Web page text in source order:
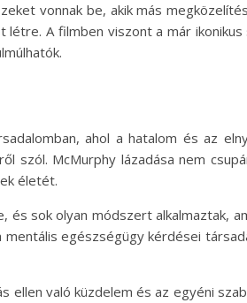
vonnak be, akik más
A filmben viszont a már ikonikus
ahol a hatalom és az
szól. McMurphy lázadása nem
életét.
sok olyan módszert alkalmaztak,
egészségügy kérdései
ellen való küzdelem és az egyéni